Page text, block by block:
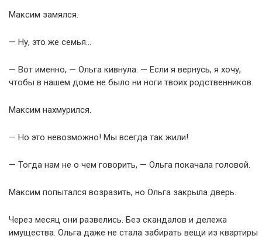
Максим замялся.
— Ну, это же семья…
— Вот именно, — Ольга кивнула. — Если я вернусь, я хочу,
чтобы в нашем доме не было ни ноги твоих родственников.
Максим нахмурился.
— Но это невозможно! Мы всегда так жили!
— Тогда нам не о чем говорить, — Ольга покачала головой.
Максим попытался возразить, но Ольга закрыла дверь.
Через месяц они развелись. Без скандалов и дележа
имущества. Ольга даже не стала забирать вещи из квартиры